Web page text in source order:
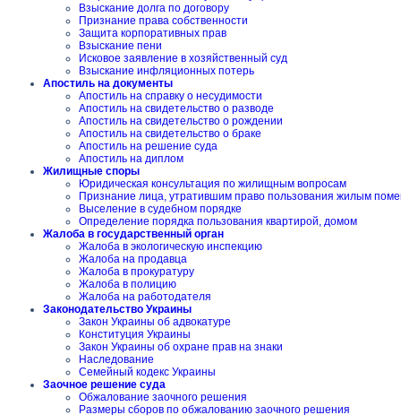
Взыскание долга по договору
Признание права собственности
Защита корпоративных прав
Взыскание пени
Исковое заявление в хозяйственный суд
Взыскание инфляционных потерь
Апостиль на документы
Апостиль на справку о несудимости
Апостиль на свидетельство о разводе
Апостиль на свидетельство о рождении
Апостиль на свидетельство о браке
Апостиль на решение суда
Апостиль на диплом
Жилищные споры
Юридическая консультация по жилищным вопросам
Признание лица, утратившим право пользования жилым
Выселение в судебном порядке
Определение порядка пользования квартирой, домом
Жалоба в государственный орган
Жалоба в экологическую инспекцию
Жалоба на продавца
Жалоба в прокуратуру
Жалоба в полицию
Жалоба на работодателя
Законодательство Украины
Закон Украины об адвокатуре
Конституция Украины
Закон Украины об охране прав на знаки
Наследование
Семейный кодекс Украины
Заочное решение суда
Обжалование заочного решения
Размеры сборов по обжалованию заочного решения